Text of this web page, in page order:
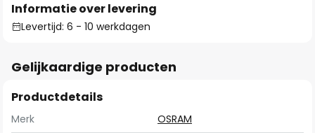
Informatie over levering
Levertijd: 6 - 10 werkdagen
Gelijkaardige producten
Productdetails
Merk
OSRAM